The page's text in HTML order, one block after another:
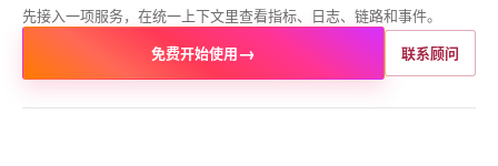
先接入一项服务，在统一上下文里查看指标、日志、链路和事件。
免费开始使用→ 联系顾问